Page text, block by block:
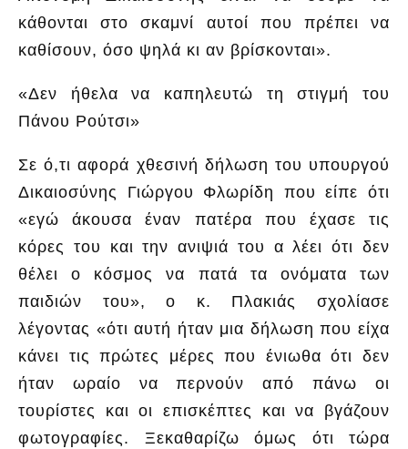
κάθονται στο σκαμνί αυτοί που πρέπει να
καθίσουν, όσο ψηλά κι αν βρίσκονται».
«Δεν ήθελα να καπηλευτώ τη στιγμή του
Πάνου Ρούτσι»
Σε ό,τι αφορά χθεσινή δήλωση του υπουργού
Δικαιοσύνης Γιώργου Φλωρίδη που είπε ότι
«εγώ άκουσα έναν πατέρα που έχασε τις
κόρες του και την ανιψιά του α λέει ότι δεν
θέλει ο κόσμος να πατά τα ονόματα των
παιδιών του», ο κ. Πλακιάς σχολίασε
λέγοντας «ότι αυτή ήταν μια δήλωση που είχα
κάνει τις πρώτες μέρες που ένιωθα ότι δεν
ήταν ωραίο να περνούν από πάνω οι
τουρίστες και οι επισκέπτες και να βγάζουν
φωτογραφίες. Ξεκαθαρίζω όμως ότι τώρα